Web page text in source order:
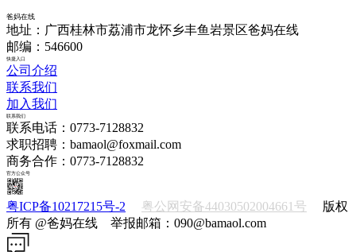
爸妈在线
地址：广西桂林市荔浦市龙怀乡丰鱼岩景区爸妈在线
邮编：546600
快捷入口
公司介绍
联系我们
加入我们
联系我们
联系电话：0773-7128832
求职招聘：bamaol@foxmail.com
商务合作：0773-7128832
官方公众号
粤ICP备10217215号-2 粤公网安备44030502004661号 版权
所有 @爸妈在线 举报邮箱：090@bamaol.com